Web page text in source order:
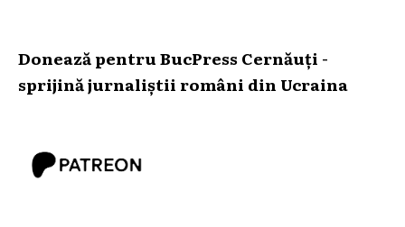
Donează pentru BucPress Cernăuți -
sprijină jurnaliștii români din Ucraina